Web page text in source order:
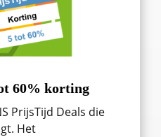
60% korting
PrijsTijd Deals die
Het